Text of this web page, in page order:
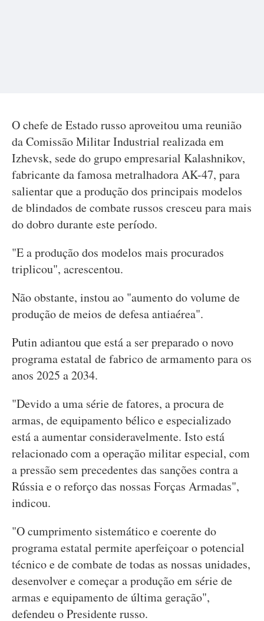
O chefe de Estado russo aproveitou uma reunião
da Comissão Militar Industrial realizada em
Izhevsk, sede do grupo empresarial Kalashnikov,
fabricante da famosa metralhadora AK-47, para
salientar que a produção dos principais modelos
de blindados de combate russos cresceu para mais
do dobro durante este período.
"E a produção dos modelos mais procurados
triplicou", acrescentou.
Não obstante, instou ao "aumento do volume de
produção de meios de defesa antiaérea".
Putin adiantou que está a ser preparado o novo
programa estatal de fabrico de armamento para os
anos 2025 a 2034.
"Devido a uma série de fatores, a procura de
armas, de equipamento bélico e especializado
está a aumentar consideravelmente. Isto está
relacionado com a operação militar especial, com
a pressão sem precedentes das sanções contra a
Rússia e o reforço das nossas Forças Armadas",
indicou.
"O cumprimento sistemático e coerente do
programa estatal permite aperfeiçoar o potencial
técnico e de combate de todas as nossas unidades,
desenvolver e começar a produção em série de
armas e equipamento de última geração",
defendeu o Presidente russo.